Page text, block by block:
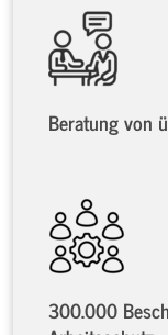
Beratung von
300.000